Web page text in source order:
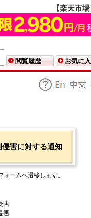
【楽天市
閲覧履歴 お気に
侵害に対する通知
ォームへ遷移します。
害
害